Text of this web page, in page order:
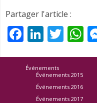
Partager l'article :
Facebook
Événements
Événements 2015
Événements 2016
Événements 2017